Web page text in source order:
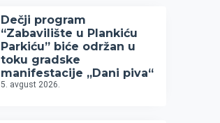
Dečji program
“Zabavilište u Plankiću
Parkiću” biće održan u
toku gradske
manifestacije „Dani piva“
5. avgust 2026.